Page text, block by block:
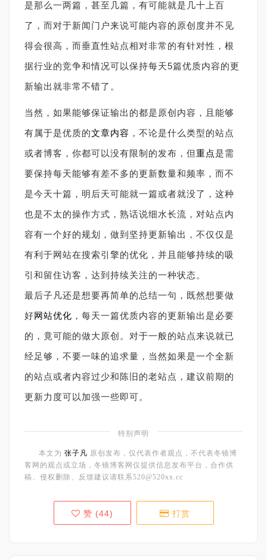
是那么一两篇，甚至几篇，有可能就是几十上百
了，而对于新闻门户来说可能内容的原创度并不见
得会很高，而垂直性站点相对非常的有针对性，根
据行业的竞争和情况可以保持每天5篇优质内容的更
新输出就非常不错了。
当然，如果能够保证输出的都是原创内容，且能够
有属于是优质的文章内容 ，不论是什么类型的站点
或者博客，你都可以没有限制的发布，但重点是需
要保持每天能够有差不多的更新数量和频率，而不
是今天十篇，明后天可能就一篇或者就没了，这种
也是不太的操作方式，熟话说细水长流，对站点内
容有一个好的规划，做到坚持更新输出，不仅仅是
有利于网站在搜索引擎的优化，并且能够持续的吸
引和留住访客，达到持续关注的一种状态。
最后子凡还是想要再简单的总结一句，既然想要做
好网站优化 ，每天一篇优质内容的更新输出是必要
的，竟可能的做大原创。对于一般的站点来说就已
经足够，不要一味的追求量，当然如果是一个全新
的站点或者内容过少和陈旧的老站点，建议前期的
更新力度可以加强一些即可。
特别声明
本文为 张子凡 原创发布，仅代表作者观点，不代表冬镜博
客网的观点或立场，冬镜博客网仅提供信息发布平台，合作供
稿、侵权删除、反馈建议请联系520@520xx.cc
赞 (44) 打赏